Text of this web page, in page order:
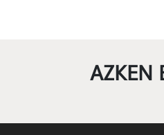
AZKEN